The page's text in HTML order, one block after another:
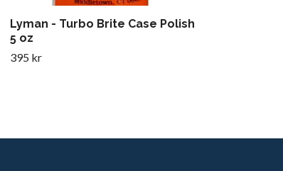
Lyman - Turbo Brite Case Polish
5 oz
395 kr